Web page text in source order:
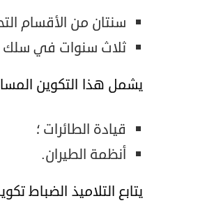
سنتان من الأقسام
ثلاث سنوات في سلك
يشمل هذا التكوين
قيادة الطائرات ؛
أنظمة الطيران.
يتابع التلاميذ الضباط